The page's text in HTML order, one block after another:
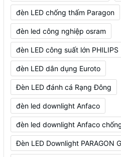
đèn LED chống thấm Paragon
đèn led công nghiệp osram
đèn LED công suất lớn PHILIPS
đèn LED dân dụng Euroto
Đèn LED đánh cá Rạng Đông
đèn led downlight Anfaco
đèn led downlight Anfaco
Đèn LED Downlight PARAGON